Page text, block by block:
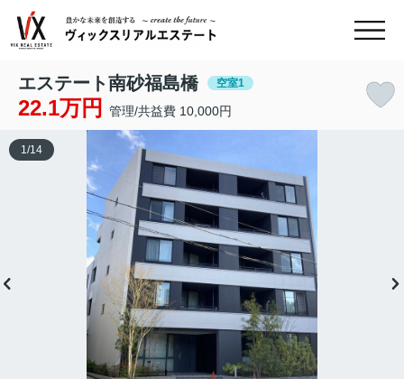
エステート南砂福島橋 空室1
22.1万円 管理/共益費 10,000円
1/14